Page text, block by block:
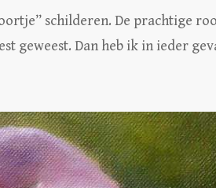
schilderen. De prachtige
geweest. Dan heb ik in ieder